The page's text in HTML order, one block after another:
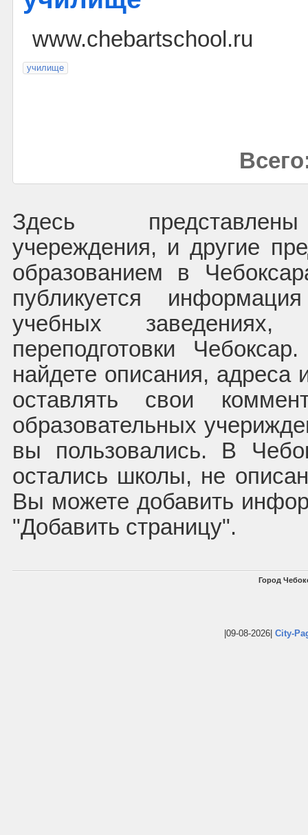
www.chebartschool.ru
училище
Здесь
учереждения, и другие
образованием в
публикуется
учебных заведениях,
переподготовки
найдете описания,
оставлять свои
образовательных
вы пользовались. В
остались школы, не
Вы можете добавить
"Добавить страницу".
Город
|09-08-2026| City-